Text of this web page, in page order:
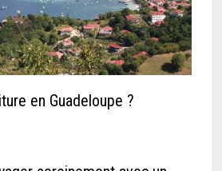
en Guadeloupe ?